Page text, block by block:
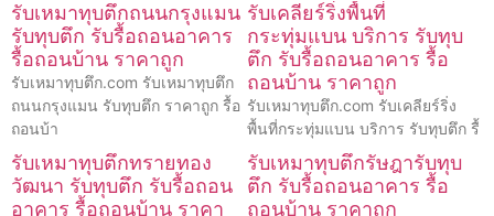
รับเหมาทุบตึกถนนกรุงแมน
รับทุบตึก รับรื้อถอนอาคาร
รื้อถอนบ้าน ราคาถูก
รับเหมาทุบตึก.com รับเหมาทุบตึก
ถนนกรุงแมน รับทุบตึก ราคาถูก รื้อ
ถอนบ้า
รับเคลียร์ริ่งพื้นที่
กระทุ่มแบน บริการ รับทุบ
ตึก รับรื้อถอนอาคาร รื้อ
ถอนบ้าน ราคาถูก
รับเหมาทุบตึก.com รับเคลียร์ริ่ง
พื้นที่กระทุ่มแบน บริการ รับทุบตึก รื้
รับเหมาทุบตึกทรายทอง
วัฒนา รับทุบตึก รับรื้อถอน
อาคาร รื้อถอนบ้าน ราคา
รับเหมาทุบตึกรัษฎารับทุบ
ตึก รับรื้อถอนอาคาร รื้อ
ถอนบ้าน ราคาถูก